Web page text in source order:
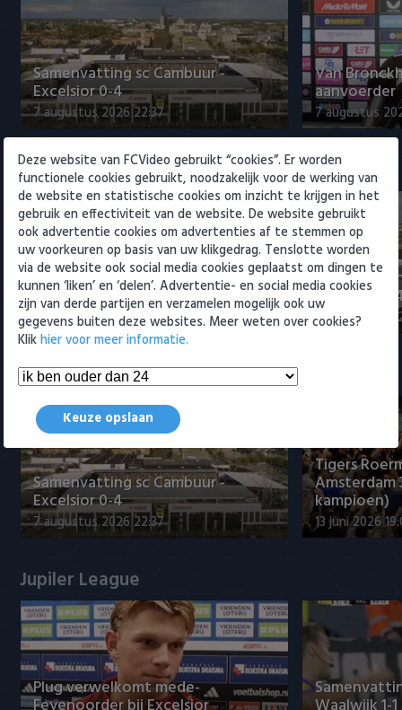
Samenvatting sc Cambuur -
Excelsior 0-4
7 augustus 2026 22:37
Van
aanvoerder
7 augustus
Eredivisie
Plug verwelkomt mede-
Feyenoorder bij Excelsior
8 augustus 2026 00:03
Excelsior 0-
7 augustus
Samenvattingen Eredivisie
Samenvatting sc Cambuur -
Excelsior 0-4
7 augustus 2026 22:37
Tigers
Amsterdam
kampioen)
13 juni 2026
Jupiler League
Plug verwelkomt mede-
Deze website van FCVideo gebruikt “cookies”. Er worden
functionele cookies gebruikt, noodzakelijk voor de werking van
de website en statistische cookies om inzicht te krijgen in het
gebruik en effectiviteit van de website. De website gebruikt
ook advertentie cookies om advertenties af te stemmen op
uw voorkeuren op basis van uw klikgedrag. Tenslotte worden
via de website ook social media cookies geplaatst om dingen te
kunnen ‘liken’ en ‘delen’. Advertentie- en social media cookies
zijn van derde partijen en verzamelen mogelijk ook uw
gegevens buiten deze websites. Meer weten over cookies?
Klikhier voor meer informatie.
Keuze opslaan